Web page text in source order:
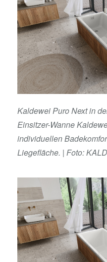
Kaldewei Puro Next in
Einsitzer-Wanne
individuellen
Liegefläche. | Foto: